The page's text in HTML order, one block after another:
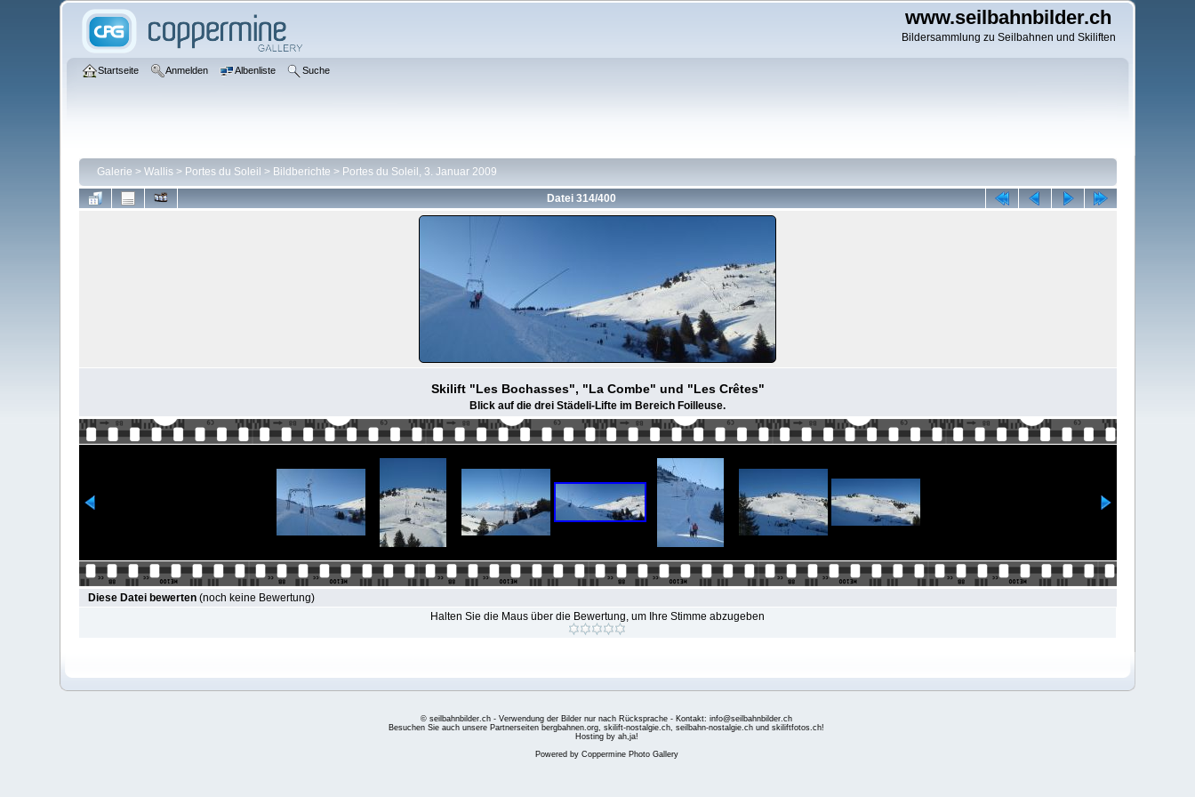
www.seilbahnbilder.ch
Bildersammlung zu Seilbahnen und Skiliften
Startseite Anmelden Albenliste Suche
Galerie > Wallis> Portes du Soleil > Bildberichte > Portes du Soleil, 3. Januar 2009
Datei 314/400
Skilift "Les Bochasses", "La Combe" und "Les Crêtes"
Blick auf die drei Städeli-Lifte im Bereich Foilleuse.
Diese Datei bewerten(noch keine Bewertung)
Halten Sie die Maus über die Bewertung, um Ihre Stimme abzugeben
© seilbahnbilder.ch - Verwendung der Bilder nur nach Rücksprache - Kontakt: info@seilbahnbilder.ch
Besuchen Sie auch unsere Partnerseiten bergbahnen.org, skilift-nostalgie.ch, seilbahn-nostalgie.ch und skiliftfotos.ch!
Hosting by ah,ja!
Powered by Coppermine Photo Gallery